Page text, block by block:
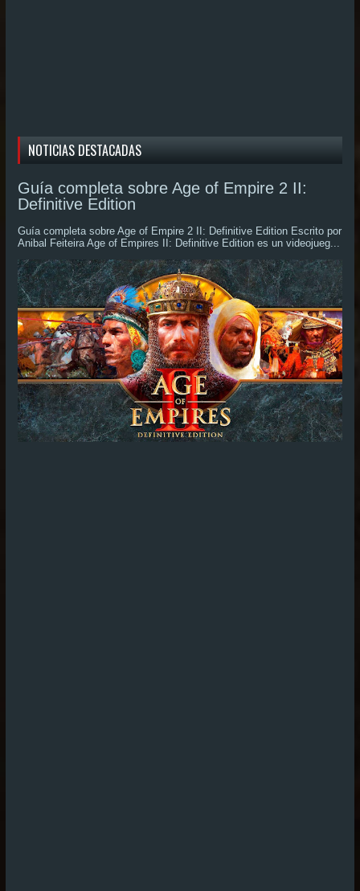
NOTICIAS DESTACADAS
Guía completa sobre Age of Empire 2 II:
Definitive Edition
Guía completa sobre Age of Empire 2 II: Definitive Edition Escrito por
Anibal Feiteira Age of Empires II: Definitive Edition es un videojueg...